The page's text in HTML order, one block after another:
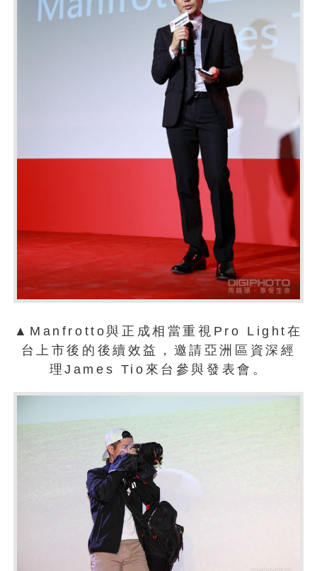
▲Manfrotto與正成相當重視Pro Light在
台上市後的後續效益，邀請亞洲區資深經
理James Tio來台參與發表會。